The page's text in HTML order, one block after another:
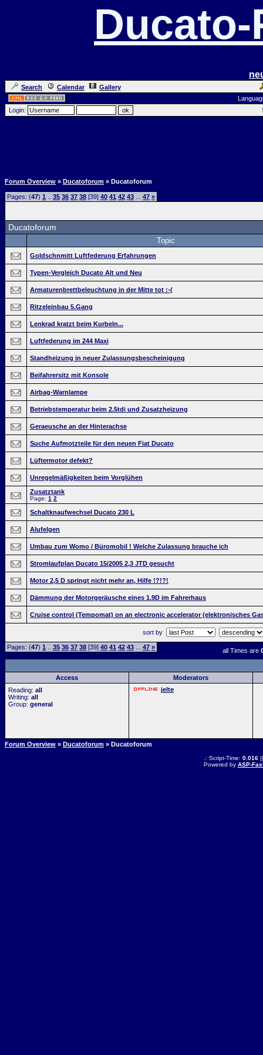
Search Calendar
Gallery
Login:
Forum Overview » Ducatoforum » Ducatoforum
Pages: (47) 1 35 36 37 38 [39] 40 41 42 43 47 »
Ducatoforum
Topic
Goldschnmitt Luftfederung Erfahrungen
Typen-Vergleich Ducato Alt und Neu
Armaturenbrettbeleuchtung in der Mitte tot :-(
Ritzeleinbau 5.Gang
Lenkrad kratzt beim Kurbeln...
Luftfederung im 244 Maxi
Standheizung in neuer Zulassungsbescheinigung
Beifahrersitz mit Konsole
Airbag-Warnlampe
Betriebstemperatur beim 2.5tdi und Zusatzheizung
Geraeusche an der Hinterachse
Suche Aufmotzteile für den neuen Fiat Ducato
Lüftermotor defekt?
Unregelmäßigkeiten beim Vorglühen
Zusatztank
Page: 1 2
Schaltknaufwechsel Ducato 230 L
Alufelgen
Umbau zum Womo / Büromobil ! Welche Zulassung brauche ich
Stromlaufplan Ducato 15/2005 2,3 JTD gesucht
Motor 2,5 D springt nicht mehr an, Hilfe !?!?!
Dämmung der Motorgeräusche eines 1.9D im Fahrerhaus
Cruise control (Tempomat) on an electronic accelerator (elektronisches
sort by
Pages: (47) 1 35 36 37 38 [39] 40 41 42 43 47 » all Times are
Access
Moderators
Reading: all
Writing: all
Group: general
jelte
Forum Overview » Ducatoforum » Ducatoforum
.: Script-Time: 0.016||
Powered by ASP-